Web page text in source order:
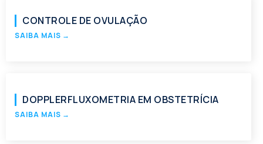
CONTROLE DE OVULAÇÃO
SAIBA MAIS →
DOPPLERFLUXOMETRIA EM OBSTETRÍCIA
SAIBA MAIS →